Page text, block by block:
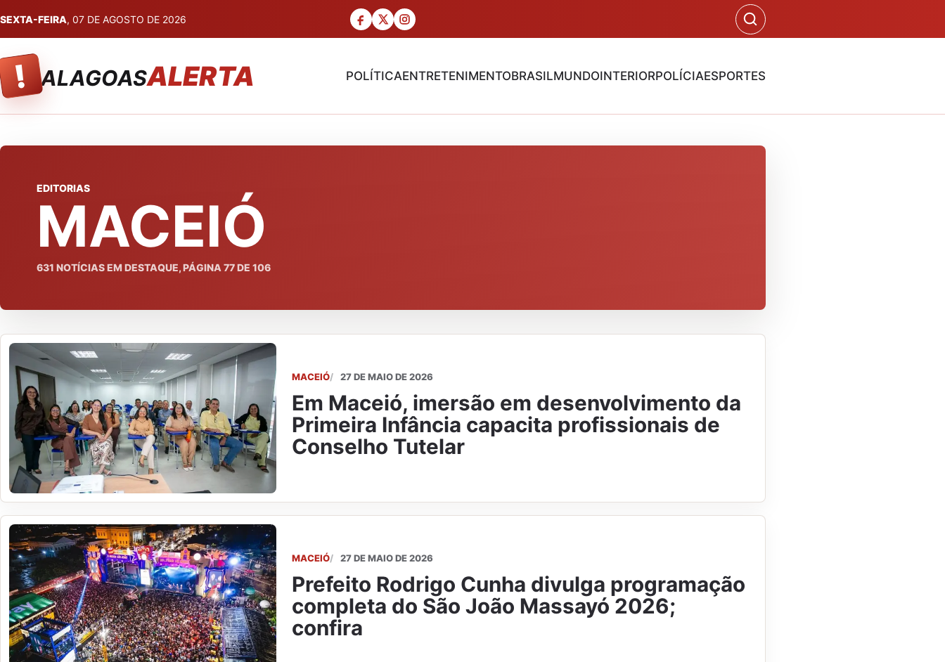
SEXTA-FEIRA, 07 DE AGOSTO DE 2026
! ALAGOASALERTA POLÍTICAENTRETENIMENTOBRASILMUNDOINTERIORPOLÍCIAESPORTES
EDITORIAS
MACEIÓ
631 NOTÍCIAS EM DESTAQUE, PÁGINA 77DE 106
MACEIÓ 27 DE MAIO DE 2026
Em Maceió, imersão em desenvolvimento da
Primeira Infância capacita profissionais de
Conselho Tutelar
MACEIÓ 27 DE MAIO DE 2026
Prefeito Rodrigo Cunha divulga programação
completa do São João Massayó 2026;
confira